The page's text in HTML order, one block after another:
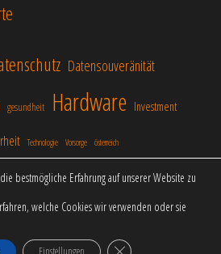
Datensouveränität
gesundheit Hardware Investment
Technologie Vorsorge österreich
WordPress|Theme:Popularis
Business
bestmögliche Erfahrung auf unserer Website zu
welche Cookies wir verwenden oder sie
Einstellungen GDPR Cookie-Banner